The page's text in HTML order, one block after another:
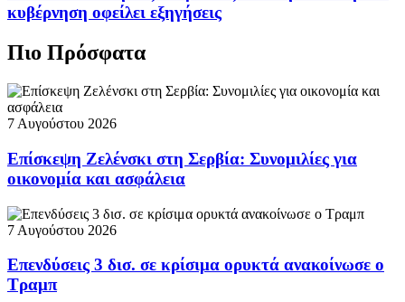
κυβέρνηση οφείλει εξηγήσεις
Πιο Πρόσφατα
7 Αυγούστου 2026
Επίσκεψη Ζελένσκι στη Σερβία: Συνομιλίες για
οικονομία και ασφάλεια
7 Αυγούστου 2026
Επενδύσεις 3 δισ. σε κρίσιμα ορυκτά ανακοίνωσε ο
Τραμπ